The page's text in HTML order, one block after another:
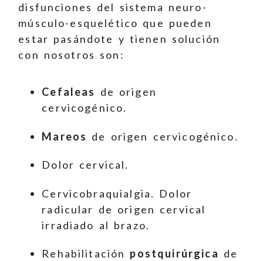
disfunciones del sistema neuro-
músculo-esquelético que pueden
estar pasándote y tienen solución
con nosotros son:
Cefaleas de origen
cervicogénico.
Mareos de origen cervicogénico.
Dolor cervical.
Cervicobraquialgia. Dolor
radicular de origen cervical
irradiado al brazo.
Rehabilitación postquirúrgica de